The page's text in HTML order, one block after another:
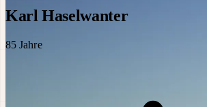
Karl Haselwanter
85 Jahre